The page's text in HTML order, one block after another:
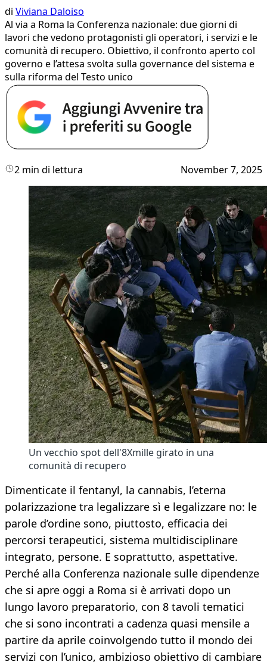
di Viviana Daloiso
Al via a Roma la Conferenza nazionale: due giorni di
lavori che vedono protagonisti gli operatori, i servizi e le
comunità di recupero. Obiettivo, il confronto aperto col
governo e l’attesa svolta sulla governance del sistema e
sulla riforma del Testo unico
2 min di lettura November 7, 2025
Un vecchio spot dell'8Xmille girato in una
comunità di recupero
Dimenticate il fentanyl, la cannabis, l’eterna
polarizzazione tra legalizzare sì e legalizzare no: le
parole d’ordine sono, piuttosto, efficacia dei
percorsi terapeutici, sistema multidisciplinare
integrato, persone. E soprattutto, aspettative.
Perché alla Conferenza nazionale sulle dipendenze
che si apre oggi a Roma si è arrivati dopo un
lungo lavoro preparatorio, con 8 tavoli tematici
che si sono incontrati a cadenza quasi mensile a
partire da aprile coinvolgendo tutto il mondo dei
servizi con l’unico, ambizioso obiettivo di cambiare